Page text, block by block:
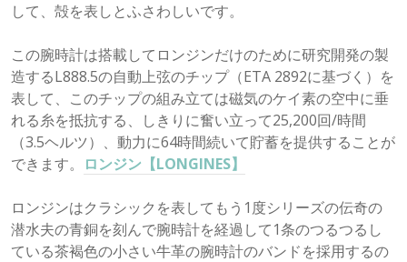
して、殻を表しとふさわしいです。
この腕時計は搭載してロンジンだけのために研究開発の製
造するL888.5の自動上弦のチップ（ETA 2892に基づく）を
表して、このチップの組み立ては磁気のケイ素の空中に垂
れる糸を抵抗する、しきりに奮い立って25,200回/時間
（3.5ヘルツ）、動力に64時間続いて貯蓄を提供することが
できます。
ロンジン【LONGINES】
ロンジンはクラシックを表してもう1度シリーズの伝奇の
潜水夫の青銅を刻んで腕時計を経過して1条のつるつるし
ている茶褐色の小さい牛革の腕時計のバンドを採用するの